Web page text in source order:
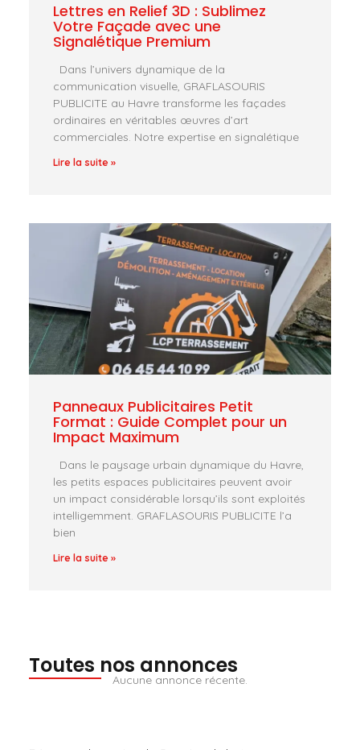
Lettres en Relief 3D : Sublimez
Votre Façade avec une
Signalétique Premium
Dans l’univers dynamique de la
communication visuelle, GRAFLASOURIS
PUBLICITE au Havre transforme les façades
ordinaires en véritables œuvres d’art
commerciales. Notre expertise en signalétique
Lire la suite »
Panneaux Publicitaires Petit
Format : Guide Complet pour un
Impact Maximum
Dans le paysage urbain dynamique du Havre,
les petits espaces publicitaires peuvent avoir
un impact considérable lorsqu’ils sont exploités
intelligemment. GRAFLASOURIS PUBLICITE l’a
bien
Lire la suite »
Toutes nos annonces
Aucune annonce récente.